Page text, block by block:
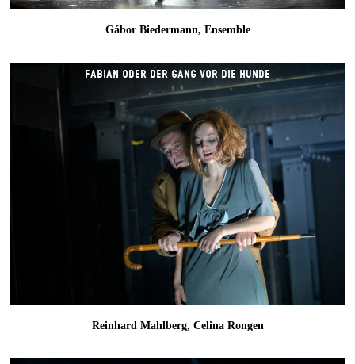
Gábor Biedermann, Ensemble
FABIAN ODER DER GANG VOR DIE HUNDE
Reinhard Mahlberg, Celina Rongen